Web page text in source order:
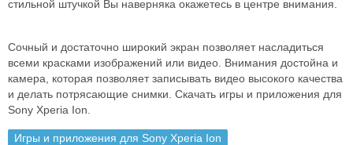
стильной штучкой Вы наверняка окажетесь в центре внимания.
Сочный и достаточно широкий экран позволяет насладиться
всеми красками изображений или видео. Внимания достойна и
камера, которая позволяет записывать видео высокого качества
и делать потрясающие снимки. Скачать игры и приложения для
Sony Xperia Ion.
Игры и приложения для Sony Xperia Ion